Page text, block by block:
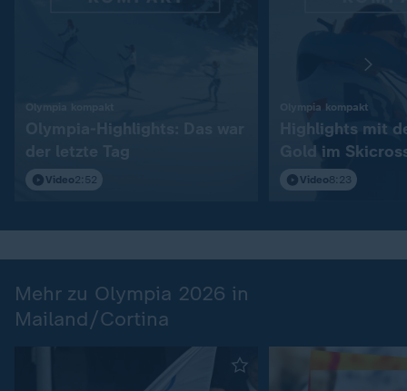
Olympia kompakt
Olympia-Highlights: Das war
der letzte Tag
Video2:52
Olympia kompakt
Highlights mit
Gold im
Video8:23
Mehr zu Olympia 2026 in
Mailand/Cortina